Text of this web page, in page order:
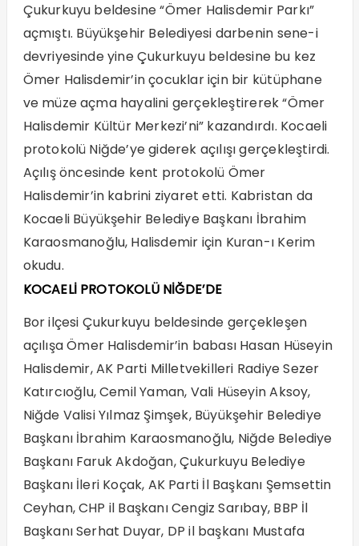
Çukurkuyu beldesine “Ömer Halisdemir Parkı”
açmıştı. Büyükşehir Belediyesi darbenin sene-i
devriyesinde yine Çukurkuyu beldesine bu kez
Ömer Halisdemir’in çocuklar için bir kütüphane
ve müze açma hayalini gerçekleştirerek “Ömer
Halisdemir Kültür Merkezi’ni” kazandırdı. Kocaeli
protokolü Niğde’ye giderek açılışı gerçekleştirdi.
Açılış öncesinde kent protokolü Ömer
Halisdemir’in kabrini ziyaret etti. Kabristan da
Kocaeli Büyükşehir Belediye Başkanı İbrahim
Karaosmanoğlu, Halisdemir için Kuran-ı Kerim
okudu.
KOCAELİ PROTOKOLÜ NİĞDE’DE
Bor ilçesi Çukurkuyu beldesinde gerçekleşen
açılışa Ömer Halisdemir’in babası Hasan Hüseyin
Halisdemir, AK Parti Milletvekilleri Radiye Sezer
Katırcıoğlu, Cemil Yaman, Vali Hüseyin Aksoy,
Niğde Valisi Yılmaz Şimşek, Büyükşehir Belediye
Başkanı İbrahim Karaosmanoğlu, Niğde Belediye
Başkanı Faruk Akdoğan, Çukurkuyu Belediye
Başkanı İleri Koçak, AK Parti İl Başkanı Şemsettin
Ceyhan, CHP il Başkanı Cengiz Sarıbay, BBP İl
Başkanı Serhat Duyar, DP il başkanı Mustafa